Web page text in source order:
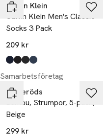
Calvin Klein
Calvin Klein Men's Classic
Socks 3 Pack
209 kr
Produkten finns i färgerna:
Navy,
Black,
Grey Melange
Denim,
Samarbetsföretag
Resteröds
Bambu, Strumpor, 5-pack,
Beige
299 kr